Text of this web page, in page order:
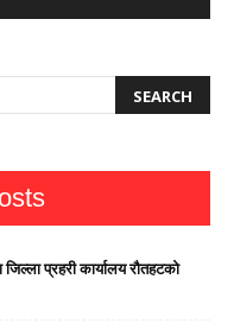
जिल्ला प्रहरी कार्यालय रौतहटको